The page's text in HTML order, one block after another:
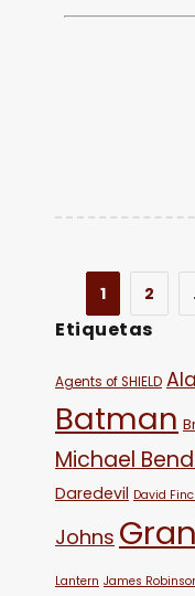
1 2
Etiquetas
Agents of SHIELD
Batman
Michael
Daredevil David
Johns
Lantern James